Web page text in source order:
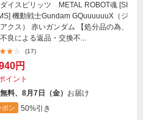
イスピリッツ METAL ROBOT魂 [SI
機動戦士Gundam GQuuuuuuX（ジ
クス） 赤いガンダム 【処分品の為、
良による返品・交換不...
(17)
円
イント
料、8月7日（金） お届け
ポン 50%引き